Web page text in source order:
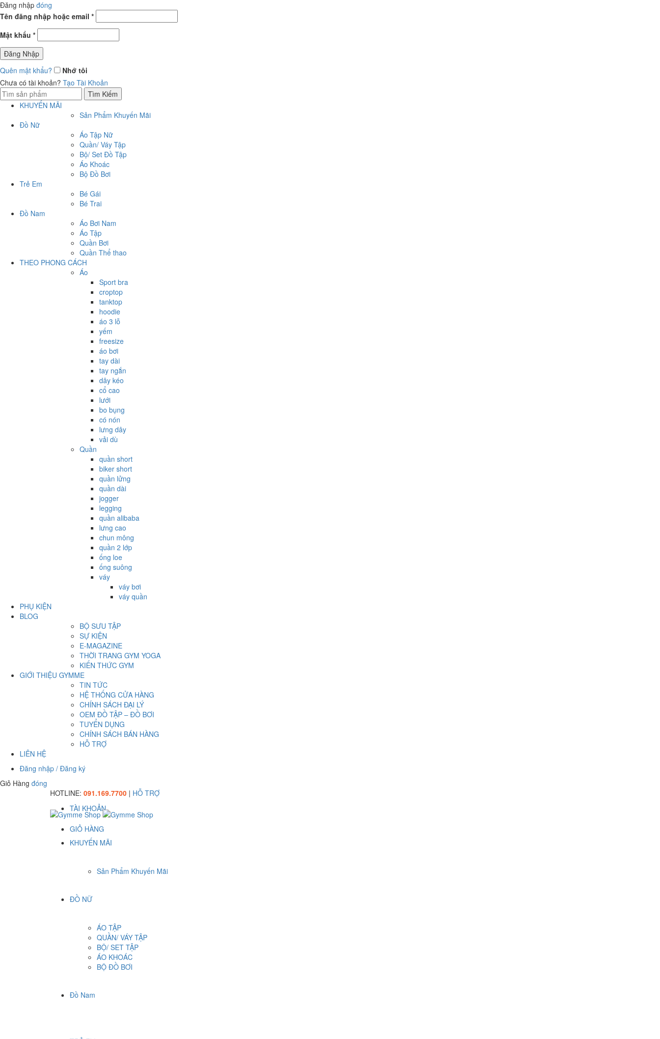
Đăng nhập đóng
Tên đăng nhập hoặc email *
Mật khẩu *
Đăng Nhập
Quên mật khẩu?
Nhớ tôi
Chưa có tài khoản? Tạo Tài Khoản
Tìm:
Tìm Kiếm
KHUYẾN MÃI
Sản Phẩm Khuyến Mãi
Đồ Nữ
Áo Tập Nữ
Quần/ Váy Tập
Bộ/ Set Đồ Tập
Áo Khoác
Bộ Đồ Bơi
Trẻ Em
Bé Gái
Bé Trai
Đồ Nam
Áo Bơi Nam
Áo Tập
Quần Bơi
Quần Thể thao
THEO PHONG CÁCH
Áo
Sport bra
croptop
tanktop
hoodie
áo 3 lỗ
yếm
freesize
áo bơi
tay dài
tay ngắn
dây kéo
cổ cao
lưới
bo bụng
có nón
lưng dây
vải dù
Quần
quần short
biker short
quần lửng
quần dài
jogger
legging
quần alibaba
lưng cao
chun mông
quần 2 lớp
ống loe
ống suông
váy
váy bơi
váy quần
PHỤ KIỆN
BLOG
BỘ SƯU TẬP
SỰ KIỆN
E-MAGAZINE
THỜI TRANG GYM YOGA
KIẾN THỨC GYM
GIỚI THIỆU GYMME
TIN TỨC
HỆ THỐNG CỬA HÀNG
CHÍNH SÁCH ĐẠI LÝ
OEM ĐỒ TẬP – ĐỒ BƠI
TUYỂN DỤNG
CHÍNH SÁCH BÁN HÀNG
HỖ TRỢ
LIÊN HỆ
Đăng nhập / Đăng ký
Giỏ Hàng đóng
HOTLINE: 091.169.7700 | HỖ TRỢ
TÀI KHOẢN
GIỎ HÀNG
KHUYẾN MÃI
Sản Phẩm Khuyến Mãi
ĐỒ NỮ
ÁO TẬP
QUẦN/ VÁY TẬP
BỘ/ SET TẬP
ÁO KHOÁC
BỘ ĐỒ BƠI
Đồ Nam